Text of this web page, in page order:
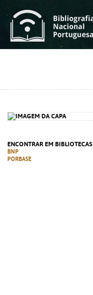
ENCONTRAR EM BIBLIOTECAS
BNP
PORBASE